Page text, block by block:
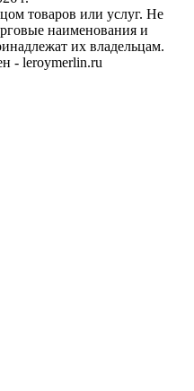
товаров или услуг. Не
наименования и
их владельцам.
- leroymerlin.ru